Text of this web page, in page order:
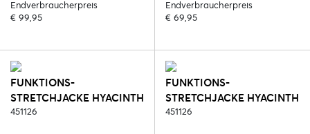
Endverbraucherpreis
€ 99,95
Endverbraucherpreis
€ 69,95
FUNKTIONS-
STRETCHJACKE HYACINTH
- 450. BLUE REEF
451126
FUNKTIONS-
STRETCHJACKE HYACINTH
- 451. LILAC CORAL
451126